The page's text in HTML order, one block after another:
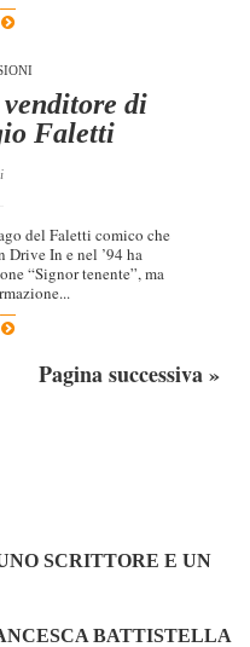
di
Faletti
del Faletti comico che
Drive In e nel ’94 ha
“Signor tenente”, ma
Pagina successiva »
SCRITTORE E UN
BATTISTELLA